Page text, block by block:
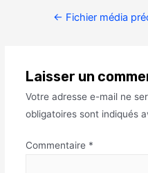
← Fichier média
Laisser un
Votre adresse e-mail ne
obligatoires sont indiqués
Commentaire *